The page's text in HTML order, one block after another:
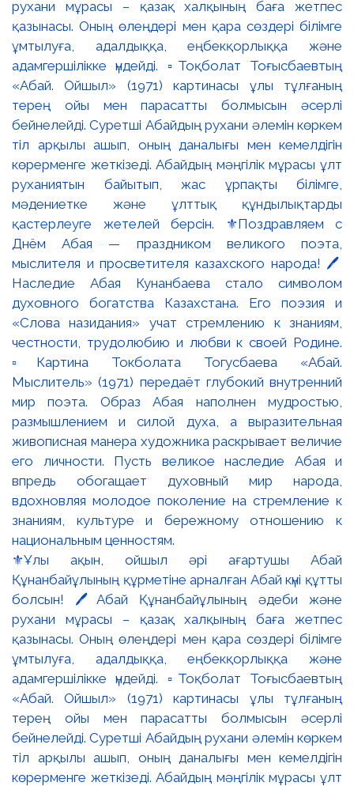
⚜️Ұлы ақын, ойшыл әрі ағартушы Абай
Құнанбайұлының құрметіне арналған Абай күні құтты
болсын! 🖊️Абай Құнанбайұлының әдеби және
рухани мұрасы – қазақ халқының баға жетпес
қазынасы. Оның өлеңдері мен қара сөздері білімге
ұмтылуға, адалдыққа, еңбекқорлыққа және
адамгершілікке үндейді. ▫️Тоқболат Тоғысбаевтың
«Абай. Ойшыл» (1971) картинасы ұлы тұлғаның
терең ойы мен парасатты болмысын әсерлі
бейнелейді. Суретші Абайдың рухани әлемін көркем
тіл арқылы ашып, оның даналығы мен кемелдігін
көрерменге жеткізеді. Абайдың мәңгілік мұрасы ұлт